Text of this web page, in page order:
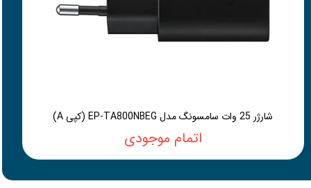
شارژر 25 وات سامسونگ مدل EP-TA800NBEG (کپی A)
اتمام موجودی